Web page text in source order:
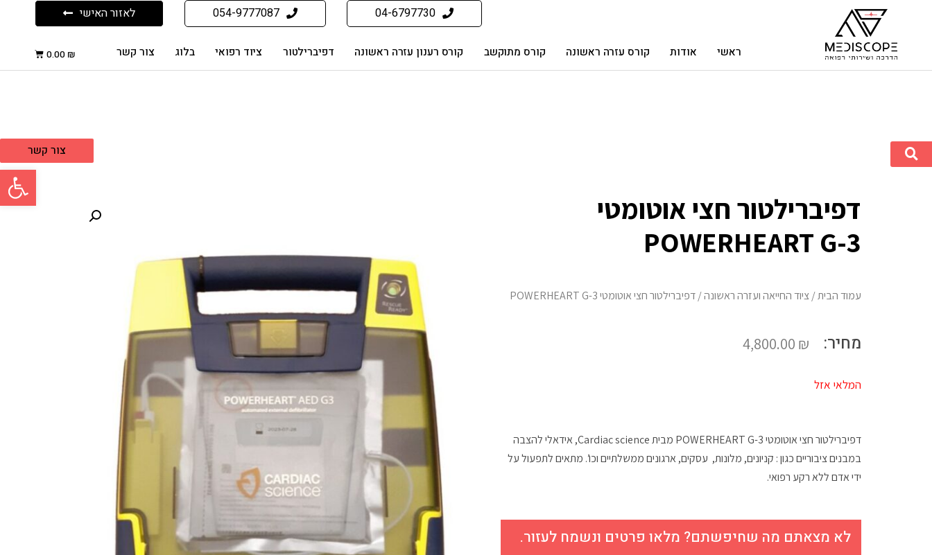
04-6797730
054-9777087 לאזור האישי
ראשי אודות קורס עזרה ראשונה קורס מתוקשב קורס רענון עזרה ראשונה דפיברילטור ציוד רפואי בלוג צור קשר 0.00 ₪
צור קשר
דפיברילטור חצי אוטומטי
POWERHEART G-3
עמוד הבית/ציוד החייאה ועזרה ראשונה/ דפיברילטור חצי אוטומטי POWERHEART G-3
מחיר: 4,800.00 ₪
המלאי אזל
דפיברילטור חצי אוטומטי POWERHEART G-3 מבית Cardiac science, אידאלי להצבה
במבנים ציבוריים כגון : קניונים, מלונות, עסקים, ארגונים ממשלתיים וכו’. מתאים לתפעול על
ידי אדם ללא רקע רפואי.
לא מצאתם מה שחיפשתם? מלאו פרטים ונשמח לעזור.
פתח